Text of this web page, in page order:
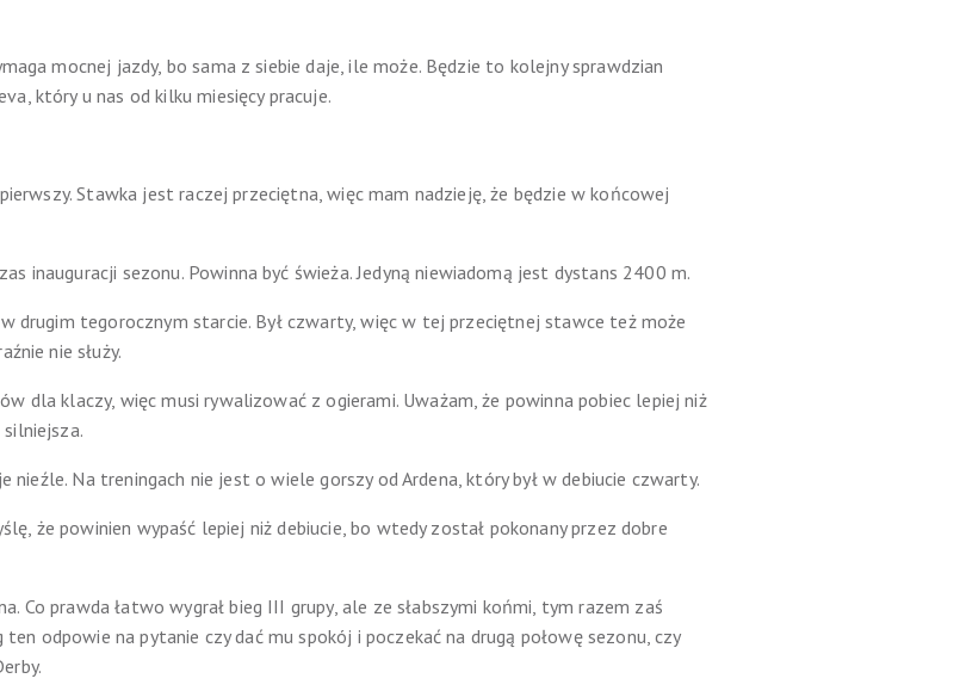
mocnej jazdy, bo sama z siebie daje, ile może. Będzie to kolejny sprawdzian
który u nas od kilku miesięcy pracuje.
Stawka jest raczej przeciętna, więc mam nadzieję, że będzie w końcowej
inauguracji sezonu. Powinna być świeża. Jedyną niewiadomą jest dystans 2400 m.
drugim tegorocznym starcie. Był czwarty, więc w tej przeciętnej stawce też może
nie służy.
dla klaczy, więc musi rywalizować z ogierami. Uważam, że powinna pobiec lepiej niż
Na treningach nie jest o wiele gorszy od Ardena, który był w debiucie czwarty.
że powinien wypaść lepiej niż debiucie, bo wtedy został pokonany przez dobre
Co prawda łatwo wygrał bieg III grupy, ale ze słabszymi końmi, tym razem zaś
ten odpowie na pytanie czy dać mu spokój i poczekać na drugą połowę sezonu, czy